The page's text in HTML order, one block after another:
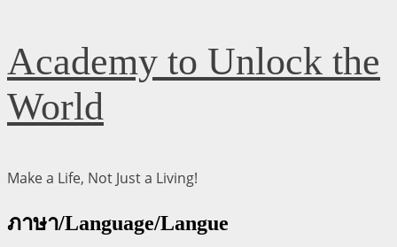
Skip
to
content
Academy to Unlock the
World
Make a Life, Not Just a Living!
ภาษา/Language/Langue